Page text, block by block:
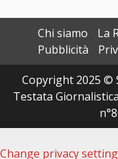
Chi siamo
La
Pubblicità
Copyright 2025 ©
Testata
Change privacy